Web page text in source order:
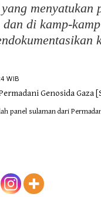
Energi
menyatukan
di kamp-
WIB
panel sulaman dari